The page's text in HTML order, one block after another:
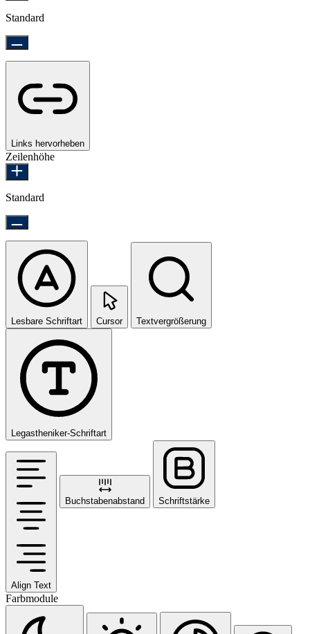
Standard
Links hervorheben
Zeilenhöhe
Standard
Lesbare Schriftart Cursor Textvergrößerung
Legastheniker-Schriftart
Align Text
Buchstabenabstand Schriftstärke
Farbmodule